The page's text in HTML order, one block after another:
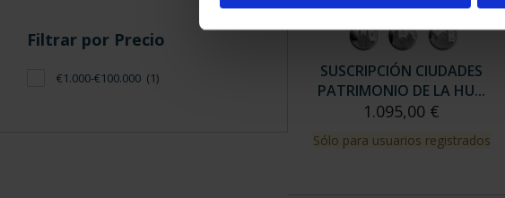
Filtrar por Precio
€1.000-€100.000 (1)
SUSCRIPCIÓN CIUDADES
PATRIMONIO DE LA HU...
1.095,00 €
Sólo para usuarios registrados